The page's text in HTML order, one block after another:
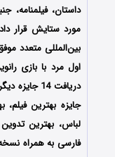
داستان، فیلمنامه،
مورد ستایش قرار
اول مرد با بازی
دریافت 14
جایزه بهترین
لباس، بهترین
فارسی به همراه